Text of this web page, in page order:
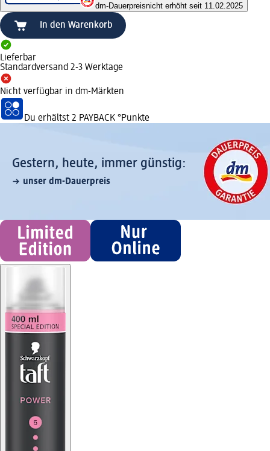
dm-Dauerpreisnicht erhöht seit 11.02.2025
In den Warenkorb
Lieferbar
Standardversand 2-3 Werktage
Nicht verfügbar in dm-Märkten
Du erhältst 2 PAYBACK °Punkte
Gestern, heute, immer günstig:
unser dm-Dauerpreis